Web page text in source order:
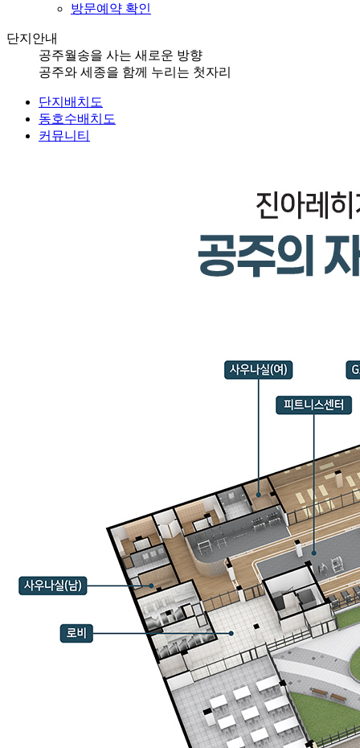
방문예약 확인
단지안내
공주월송을 사는 새로운 방향
공주와 세종을 함께 누리는 첫자리
단지배치도
동호수배치도
커뮤니티